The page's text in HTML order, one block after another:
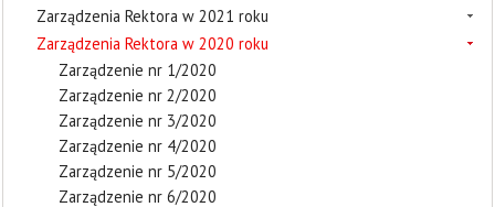
Zarządzenia Rektora w 2021 roku
Zarządzenia Rektora w 2020 roku
Zarządzenie nr 1/2020
Zarządzenie nr 2/2020
Zarządzenie nr 3/2020
Zarządzenie nr 4/2020
Zarządzenie nr 5/2020
Zarządzenie nr 6/2020